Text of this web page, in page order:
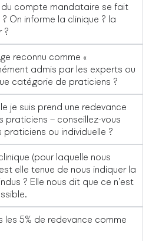
compte mandataire se fait
On informe la clinique ? la
?
reconnu comme «
admis par les experts ou
catégorie de praticiens ?
je suis prend une redevance
praticiens – conseillez-vous
ou individuelle ?
(pour laquelle nous
elle tenue de nous indiquer la
? Elle nous dit que ce n’est
les 5% de redevance comme